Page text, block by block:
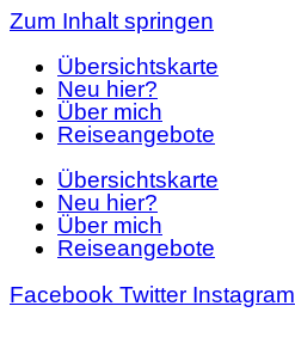
Zum Inhalt springen
Übersichtskarte
Neu hier?
Über mich
Reiseangebote
Übersichtskarte
Neu hier?
Über mich
Reiseangebote
Facebook Twitter Instagram